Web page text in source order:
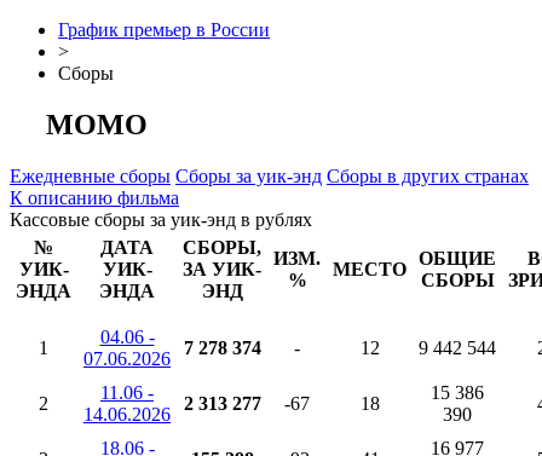
График премьер в России
>
Сборы
МОМО
Ежедневные сборы Сборы за уик-энд Сборы в других странах
К описанию фильма
Кассовые сборы за уик-энд в рублях
№
УИК-
ЭНДА
ДАТА
УИК-
ЭНДА
СБОРЫ,
ЗА УИК-
ЭНД
ИЗМ.
%
МЕСТО
ОБЩИЕ
СБОРЫ
1
04.06 -
07.06.2026
7 278 374 - 12 9 442 544
2
11.06 -
14.06.2026
2 313 277 -67 18
15 386
390
18.06 - 16 977